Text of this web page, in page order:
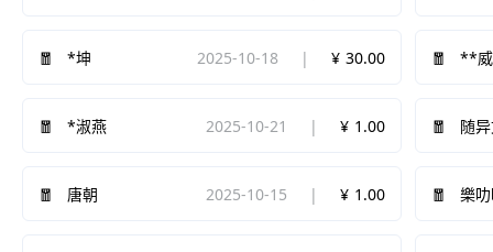
*坤 2025-10-18 30.00 **威
*淑燕 2025-10-21 1.00 随
唐朝 2025-10-15 1.00 樂